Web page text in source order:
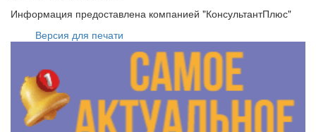
Информация предоставлена компанией "КонсультантПлюс"
Версия для печати